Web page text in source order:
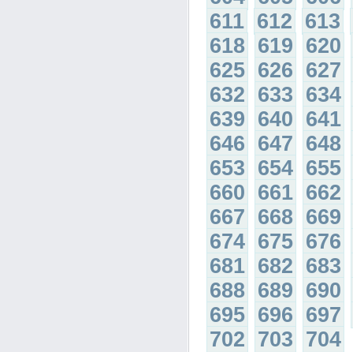
611 612 613
618 619 620
625 626 627
632 633 634
639 640 641
646 647 648
653 654 655
660 661 662
667 668 669
674 675 676
681 682 683
688 689 690
695 696 697
702 703 704